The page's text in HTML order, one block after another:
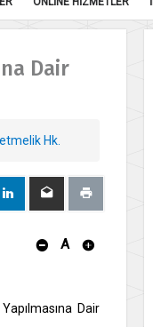
Dair
Hk.
A
Dair